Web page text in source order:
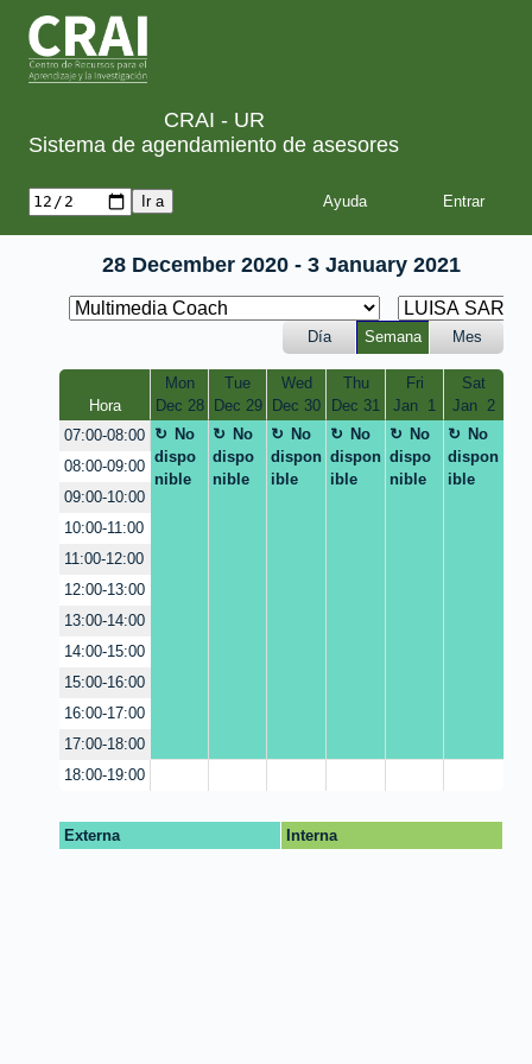
CRAI - UR
Sistema de agendamiento de asesores
Ayuda
28 December 2020 - 3 January 2021
Día Semana Mes
Hora
Mon
Dec 28
Tue
Dec 29
Wed
Dec 30
Thu
Dec 31
Fri
Jan  1
Sat
Jan  2
07:00-08:00
No
dispo
nible
No
dispo
nible
No
dispon
ible
No
dispon
ible
No
dispo
nible
No
dispon
ible
08:00-09:00
09:00-10:00
10:00-11:00
11:00-12:00
12:00-13:00
13:00-14:00
14:00-15:00
15:00-16:00
16:00-17:00
17:00-18:00
18:00-19:00
Externa Interna